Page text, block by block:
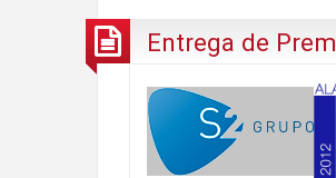
Entrega de